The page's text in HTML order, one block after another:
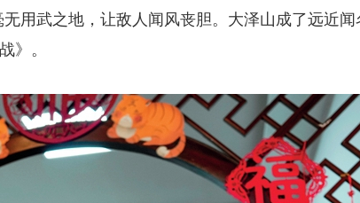
用武之地，让敌人闻风丧胆。大泽山成了远近闻
》。